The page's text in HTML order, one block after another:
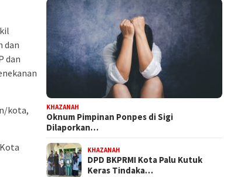
dan
dan
kota,
KHAZANAH
Oknum Pimpinan Ponpes di Sigi
Dilaporkan…
KHAZANAH
DPD BKPRMI Kota Palu Kutuk
Keras Tindaka…